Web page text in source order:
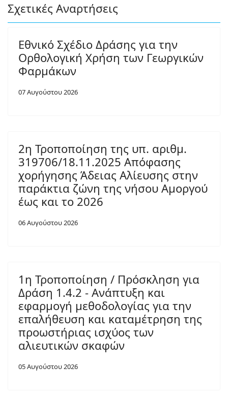
Σχετικές Αναρτήσεις
Εθνικό Σχέδιο Δράσης για την
Ορθολογική Χρήση των Γεωργικών
Φαρμάκων
07 Αυγούστου 2026
2η Τροποποίηση της υπ. αριθμ.
319706/18.11.2025 Απόφασης
χορήγησης Άδειας Αλίευσης στην
παράκτια ζώνη της νήσου Αμοργού
έως και το 2026
06 Αυγούστου 2026
1η Τροποποίηση / Πρόσκληση για
Δράση 1.4.2 - Ανάπτυξη και
εφαρμογή μεθοδολογίας για την
επαλήθευση και καταμέτρηση της
προωστήριας ισχύος των
αλιευτικών σκαφών
05 Αυγούστου 2026